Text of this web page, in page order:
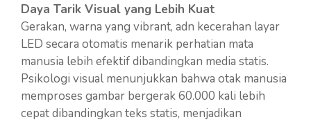
Daya Tarik Visual yang Lebih Kuat
Gerakan, warna yang vibrant, adn kecerahan layar
LED secara otomatis menarik perhatian mata
manusia lebih efektif dibandingkan media statis.
Psikologi visual menunjukkan bahwa otak manusia
memproses gambar bergerak 60.000 kali lebih
cepat dibandingkan teks statis, menjadikan